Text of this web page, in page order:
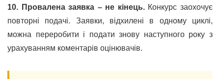
10. Провалена заявка – не кінець.Конкурс заохочує
повторні подачі. Заявки, відхилені в одному циклі,
можна переробити і подати знову наступного року з
урахуванням коментарів оцінювачів.